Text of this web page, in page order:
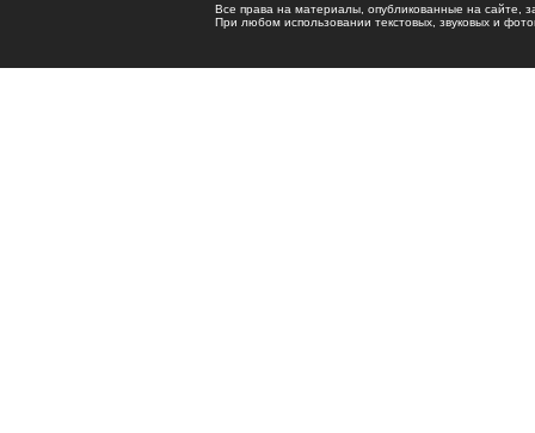
Все права на материалы, опубликованные на сайте,
При любом использовании текстовых, звуковых и